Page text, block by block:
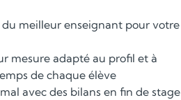
du meilleur enseignant pour votre
mesure adapté au profil et à
de chaque élève
avec des bilans en fin de stage